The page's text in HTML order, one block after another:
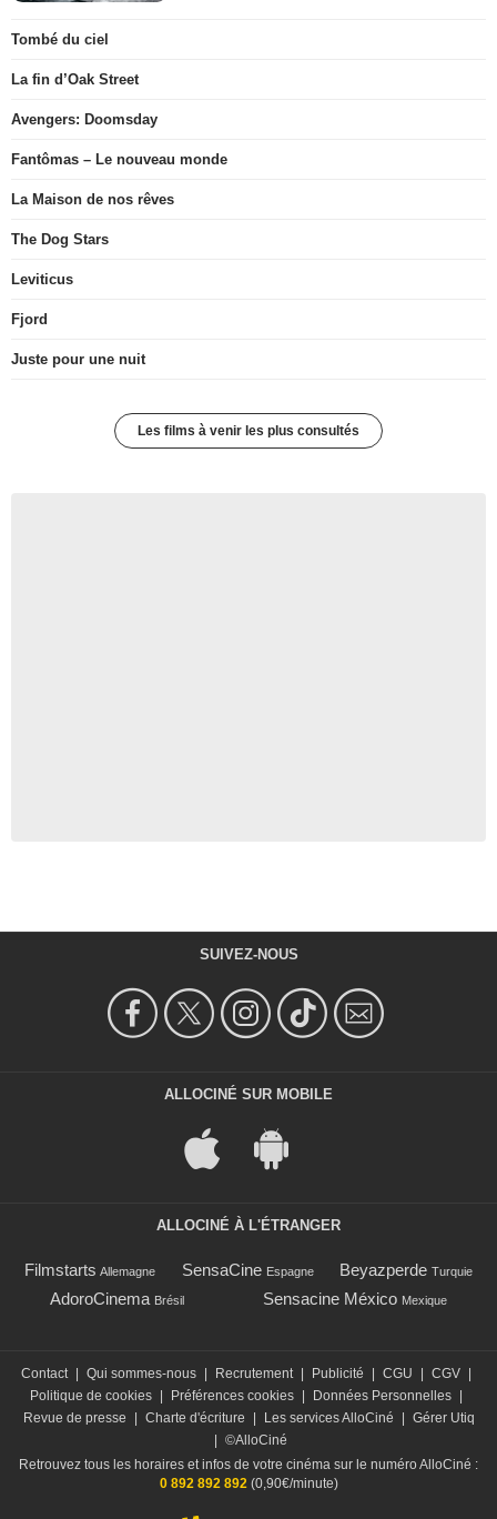
Tombé du ciel
La fin d’Oak Street
Avengers: Doomsday
Fantômas – Le nouveau monde
La Maison de nos rêves
The Dog Stars
Leviticus
Fjord
Juste pour une nuit
Les films à venir les plus consultés
SUIVEZ-NOUS
ALLOCINÉ SUR MOBILE
ALLOCINÉ À L'ÉTRANGER
Filmstarts Allemagne SensaCine Espagne Beyazperde Turquie
AdoroCinema Brésil Sensacine México Mexique
Contact Qui sommes-nous Recrutement Publicité CGU CGV
Politique de cookies
Préférences cookies Données Personnelles
Revue de presse
Charte d'écriture Les services AlloCiné
Gérer Utiq
©AlloCiné
Retrouvez tous les horaires et infos de votre cinéma sur le numéro AlloCiné :
0 892 892 892(0,90€/minute)